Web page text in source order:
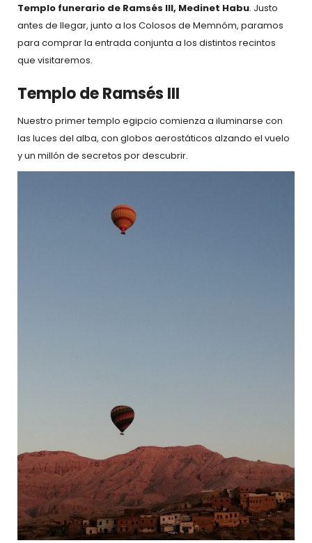
Templo funerario de Ramsés III, Medinet Habu. Justo
antes de llegar, junto a los Colosos de Memnóm, paramos
para comprar la entrada conjunta a los distintos recintos
que visitaremos.
Templo de Ramsés III
Nuestro primer templo egipcio comienza a iluminarse con
las luces del alba, con globos aerostáticos alzando el vuelo
y un millón de secretos por descubrir.